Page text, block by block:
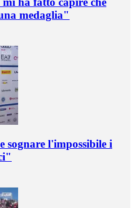
medaglia"
l'impossibile i